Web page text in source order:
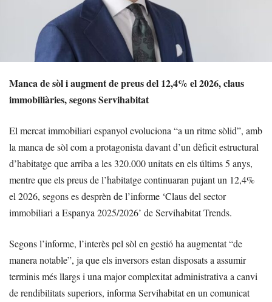
Manca de sòl i augment de preus del 12,4% el 2026, claus
immobiliàries, segons Servihabitat
El mercat immobiliari espanyol evoluciona “a un ritme sòlid”, amb
la manca de sòl com a protagonista davant d’un dèficit estructural
d’habitatge que arriba a les 320.000 unitats en els últims 5 anys,
mentre que els preus de l’habitatge continuaran pujant un 12,4%
el 2026, segons es desprèn de l’informe ‘Claus del sector
immobiliari a Espanya 2025/2026’ de Servihabitat Trends.
Segons l’informe, l’interès pel sòl en gestió ha augmentat “de
manera notable”, ja que els inversors estan disposats a assumir
terminis més llargs i una major complexitat administrativa a canvi
de rendibilitats superiors, informa Servihabitat en un comunicat